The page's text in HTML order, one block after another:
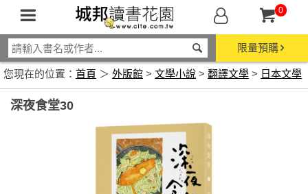
0
限量預購
您現在的位置： 首頁 ＞ 外版館 > 文學小說 > 翻譯文學 > 日本文學
深夜食堂30